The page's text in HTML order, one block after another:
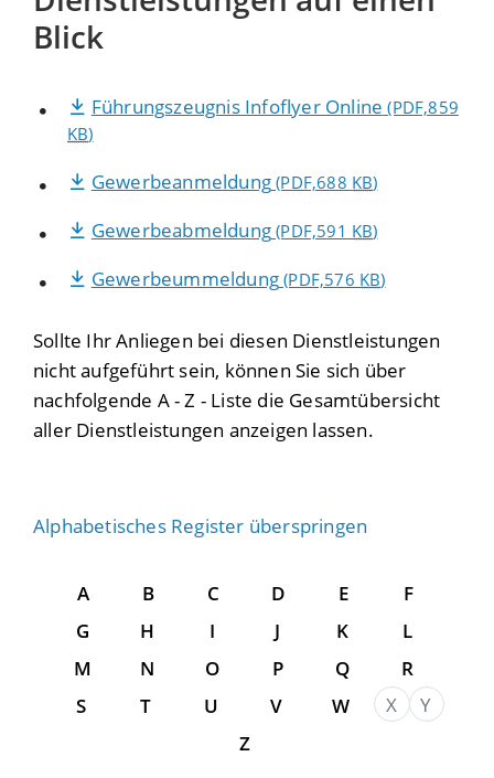
Blick
Führungszeugnis Infoflyer Online (PDF,859
KB)
Gewerbeanmeldung(PDF,688 KB)
Gewerbeabmeldung(PDF,591 KB)
Gewerbeummeldung(PDF,576 KB)
Sollte Ihr Anliegen bei diesen Dienstleistungen
nicht aufgeführt sein, können Sie sich über
nachfolgende A - Z - Liste die Gesamtübersicht
aller Dienstleistungen anzeigen lassen.
Alphabetisches Register überspringen
A B C D E
F
G
H I J K
L
M
N O P Q
R
S
T U V W X
Y
Z